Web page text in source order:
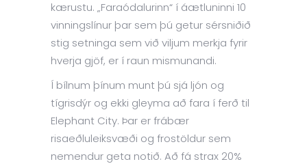
kærustu. „Faraódalurinn“ í áætluninni 10
vinningslínur þar sem þú getur sérsniðið
stig setninga sem við viljum merkja fyrir
hverja gjöf, er í raun mismunandi.
Í bílnum þínum munt þú sjá ljón og
tígrisdýr og ekki gleyma að fara í ferð til
Elephant City. Þar er frábær
risaeðluleiksvæði og frostöldur sem
nemendur geta notið. Að fá strax 20%